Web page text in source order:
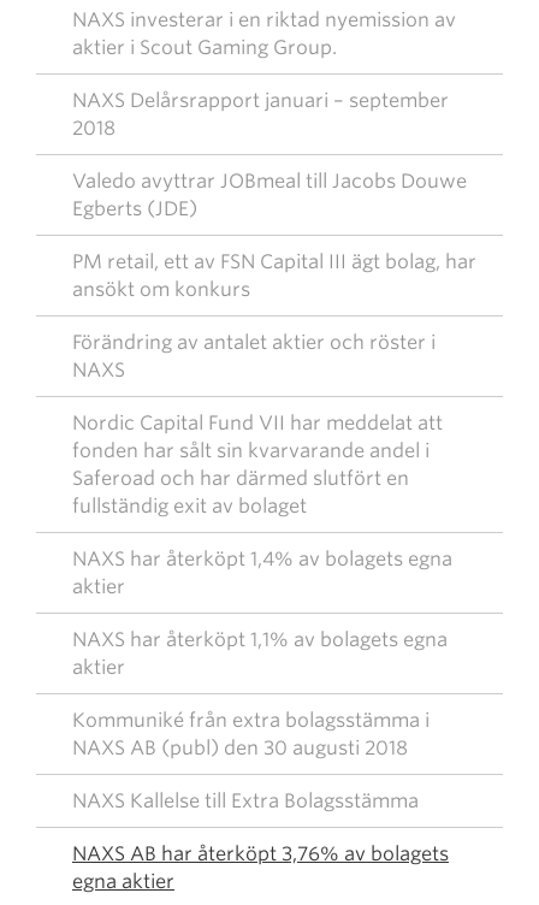
NAXS investerar i en riktad nyemission av
aktier i Scout Gaming Group.
NAXS Delårsrapport januari – september
2018
Valedo avyttrar JOBmeal till Jacobs Douwe
Egberts (JDE)
PM retail, ett av FSN Capital III ägt bolag, har
ansökt om konkurs
Förändring av antalet aktier och röster i
NAXS
Nordic Capital Fund VII har meddelat att
fonden har sålt sin kvarvarande andel i
Saferoad och har därmed slutfört en
fullständig exit av bolaget
NAXS har återköpt 1,4% av bolagets egna
aktier
NAXS har återköpt 1,1% av bolagets egna
aktier
Kommuniké från extra bolagsstämma i
NAXS AB (publ) den 30 augusti 2018
NAXS Kallelse till Extra Bolagsstämma
NAXS AB har återköpt 3,76% av bolagets
egna aktier